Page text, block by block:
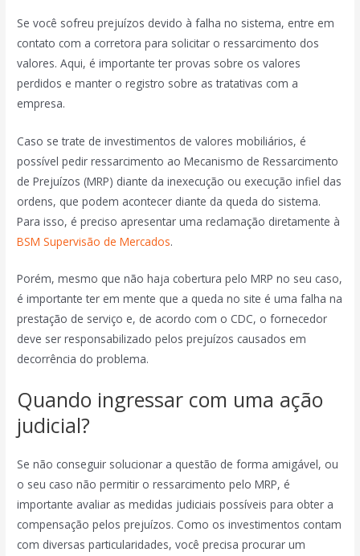
Se você sofreu prejuízos devido à falha no sistema, entre em
contato com a corretora para solicitar o ressarcimento dos
valores. Aqui, é importante ter provas sobre os valores
perdidos e manter o registro sobre as tratativas com a
empresa.
Caso se trate de investimentos de valores mobiliários, é
possível pedir ressarcimento ao Mecanismo de Ressarcimento
de Prejuízos (MRP) diante da inexecução ou execução infiel das
ordens, que podem acontecer diante da queda do sistema.
Para isso, é preciso apresentar uma reclamação diretamente à
BSM Supervisão de Mercados.
Porém, mesmo que não haja cobertura pelo MRP no seu caso,
é importante ter em mente que a queda no site é uma falha na
prestação de serviço e, de acordo com o CDC, o fornecedor
deve ser responsabilizado pelos prejuízos causados em
decorrência do problema.
Quando ingressar com uma ação
judicial?
Se não conseguir solucionar a questão de forma amigável, ou
o seu caso não permitir o ressarcimento pelo MRP, é
importante avaliar as medidas judiciais possíveis para obter a
compensação pelos prejuízos. Como os investimentos contam
com diversas particularidades, você precisa procurar um